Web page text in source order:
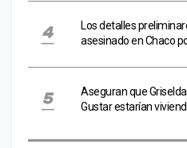
Los detalles
asesinado en Chaco
Aseguran que
Gustar estarían